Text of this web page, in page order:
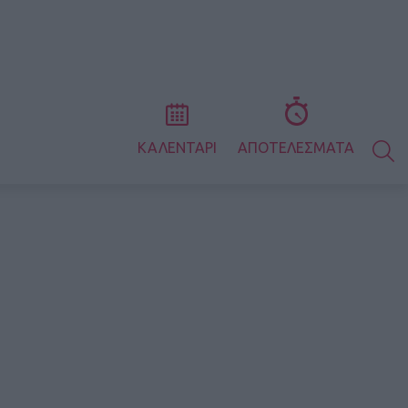
ΚΑΛΕΝΤΑΡΙ ΑΠΟΤΕΛΕΣΜΑΤΑ